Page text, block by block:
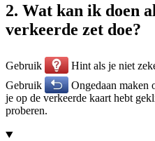
2. Wat kan ik doen
verkeerde zet doe?
Gebruik
Hint als je niet
Gebruik
Ongedaan maken
je op de verkeerde kaart hebt
proberen.